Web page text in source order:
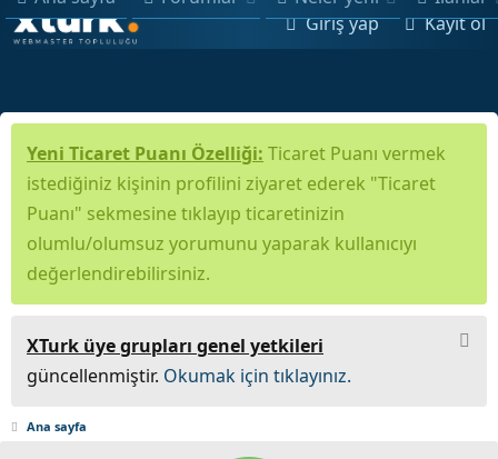
Giriş yap Kayıt ol
Yeni Ticaret Puanı Özelliği: Ticaret Puanı vermek
istediğiniz kişinin profilini ziyaret ederek "Ticaret
Puanı" sekmesine tıklayıp ticaretinizin
olumlu/olumsuz yorumunu yaparak kullanıcıyı
değerlendirebilirsiniz.
XTurk üye grupları genel yetkileri
güncellenmiştir. Okumak için tıklayınız.
Ana sayfa